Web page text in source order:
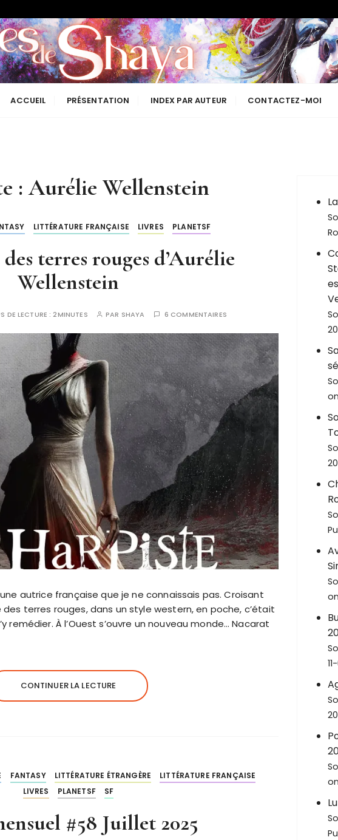
Les lectures de Shaya
ACCUEIL PRÉSENTATION INDEX PAR AUTEUR CONTACTEZ-MOI
:Aurélie Wellenstein
LITTÉRATURE FRANÇAISE LIVRES PLANETSF
terres rouges d’Aurélie
Wellenstein
DE LECTURE :2MINUTES PAR SHAYA 6 COMMENTAIRES
autrice française que je ne connaissais pas. Croisant
terres rouges, dans un style western, en poche, c’était
remédier. À l’Ouest s’ouvre un nouveau monde… Nacarat
CONTINUER LA LECTURE
FANTASY LITTÉRATURE ÉTRANGÈRE
LITTÉRATURE FRANÇAISE
LIVRES
PLANETSF SF
#58 Juillet 2025